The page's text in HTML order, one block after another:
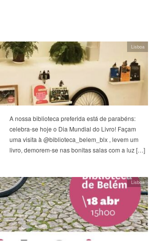
A nossa biblioteca preferida está de parabéns:
celebra-se hoje o Dia Mundial do Livro! Façam
uma visita à @biblioteca_belem_blx , levem um
livro, demorem-se nas bonitas salas com a luz […]
Lisboa
Lisboa